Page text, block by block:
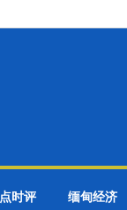
时评 缅甸经济